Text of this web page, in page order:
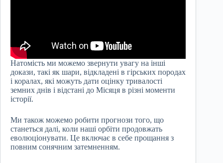
Натомість ми можемо звернути увагу на інші
докази, такі як шари, відкладені в гірських породах
і коралах, які можуть дати оцінку тривалості
земних днів і відстані до Місяця в різні моменти
історії.
Ми також можемо робити прогнози того, що
станеться далі, коли наші орбіти продовжать
еволюціонувати. Це включає в себе прощання з
повним сонячним затемненням.